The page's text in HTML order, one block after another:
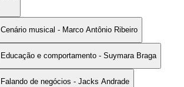
Cenário musical - Marco Antônio Ribeiro
Educação e comportamento - Suymara Braga
Falando de negócios - Jacks Andrade